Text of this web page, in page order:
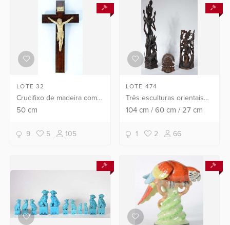
LOTE 32
Crucifixo de madeira com
figura de Cristo ricamente
(faltando parte da coroa de
espinhos). Desgas...
50cm
9 5 105
LOTE 474
Três esculturas orientais
de madeira nobre
104 cm /60 cm /27 cm
1 2 66